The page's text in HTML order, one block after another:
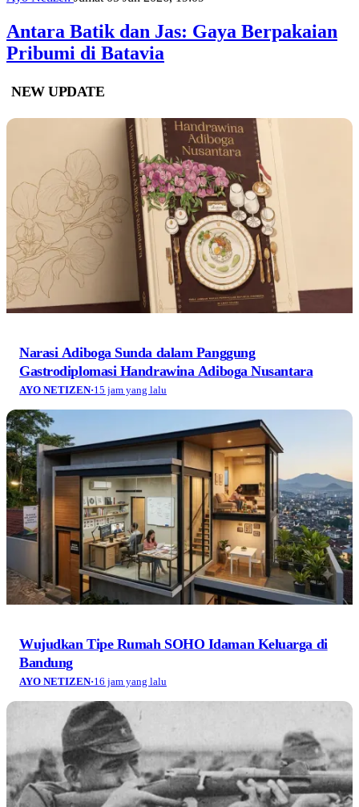
Antara Batik dan Jas: Gaya Berpakaian
Pribumi di Batavia
NEW UPDATE
Narasi Adiboga Sunda dalam Panggung
Gastrodiplomasi Handrawina Adiboga Nusantara
AYO NETIZEN·15 jam yang lalu
Wujudkan Tipe Rumah SOHO Idaman Keluarga di
Bandung
AYO NETIZEN·16 jam yang lalu